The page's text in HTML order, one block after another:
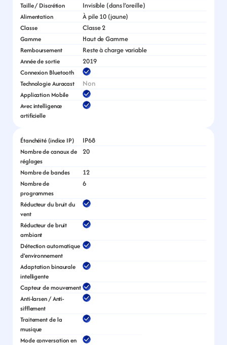
Taille / Discrétion Invisible (dans l’oreille)
Alimentation À pile 10 (jaune)
Classe Classe 2
Gamme Haut de Gamme
Remboursement Reste à charge variable
Année de sortie 2019
Connexion Bluetooth
Technologie Auracast
Non
Application Mobile
Avec intelligence
artificielle
Étanchéité (indice IP) IP68
Nombre de canaux de
réglages
20
Nombre de bandes 12
Nombre de
programmes
6
Réducteur du bruit du
vent
Réducteur de bruit
ambiant
Détection automatique
d’environnement
Adaptation binaurale
intelligente
Capteur de mouvement
Anti-larsen / Anti-
sifflement
Traitement de la
musique
Mode conversation en